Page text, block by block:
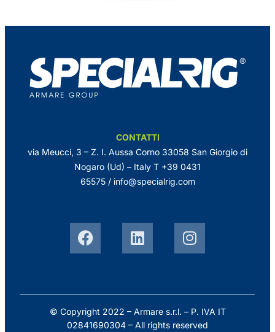
CONTATTI
via Meucci, 3 – Z. I. Aussa Corno 33058 San Giorgio di
Nogaro (Ud) – Italy T +39 0431
65575/ info@specialrig.com
© Copyright 2022 – Armare s.r.l. – P. IVA IT
02841690304 – All rights reserved